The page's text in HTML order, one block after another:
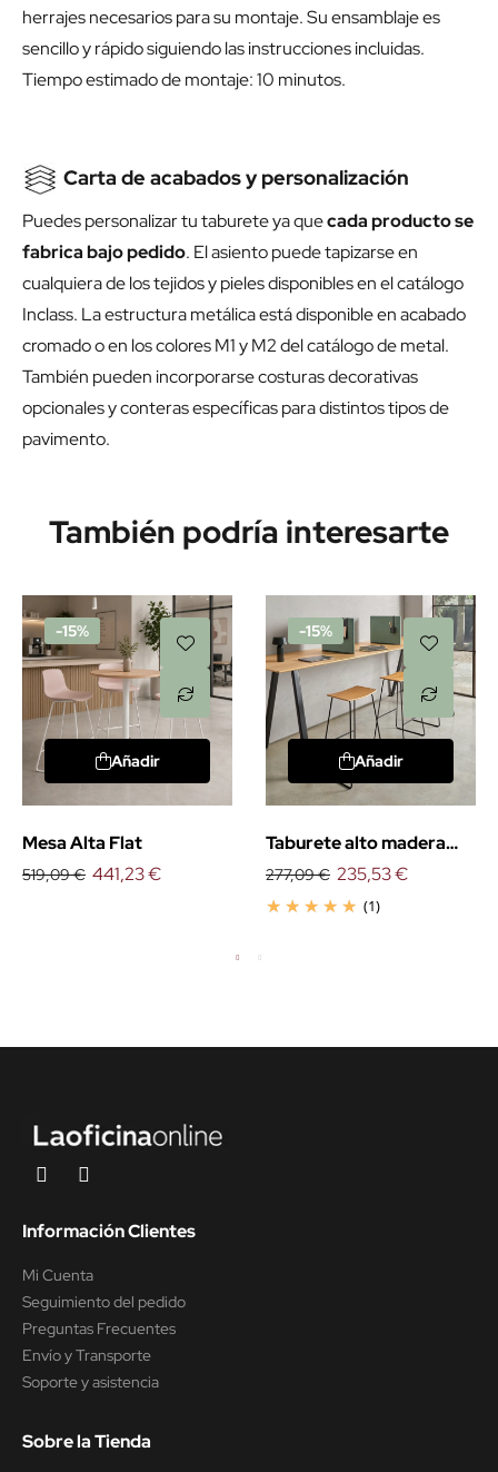
herrajes necesarios para su montaje. Su ensamblaje es
sencillo y rápido siguiendo las instrucciones incluidas.
Tiempo estimado de montaje: 10 minutos.
Carta de acabados y personalización
Puedes personalizar tu taburete ya quecada producto se
fabrica bajo pedido. El asiento puede tapizarse en
cualquiera de los tejidos y pieles disponibles en el catálogo
Inclass. La estructura metálica está disponible en acabado
cromado o en los colores M1 y M2 del catálogo de metal.
También pueden incorporarse costuras decorativas
opcionales y conteras específicas para distintos tipos de
pavimento.
También podría interesarte
-15%
Añadir
Mesa Alta Flat
519,09 € 441,23 €
-15%
Añadir
Taburete alto madera
Tao
277,09 €
(1)
235,53 €
Información Clientes
Mi Cuenta
Seguimiento del pedido
Preguntas Frecuentes
Envío y Transporte
Soporte y asistencia
Sobre la Tienda